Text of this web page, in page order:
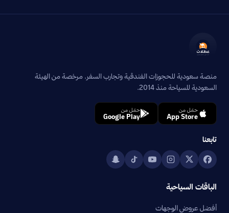
منصة سعودية للحجوزات الفندقية وتجارب السفر. مرخصة من الهيئة
السعودية للسياحة منذ 2014.
حمّل من
App Store
حمّل من
Google Play
تابعنا
الباقات السياحية
أفضل عروض الوجهات